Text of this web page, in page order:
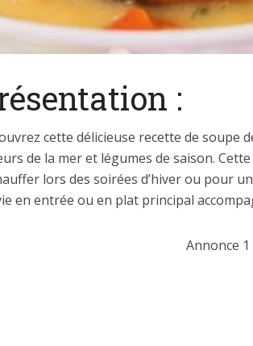
:
cette délicieuse recette de soupe
de la mer et légumes de saison.
lors des soirées d’hiver ou pour
en entrée ou en plat principal
Annonce 1